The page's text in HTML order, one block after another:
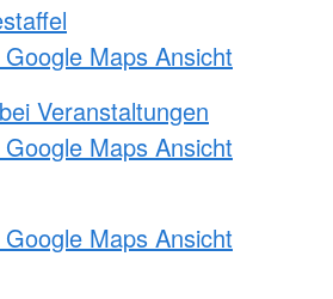
Maps Ansicht
Veranstaltungen
Maps Ansicht
Maps Ansicht